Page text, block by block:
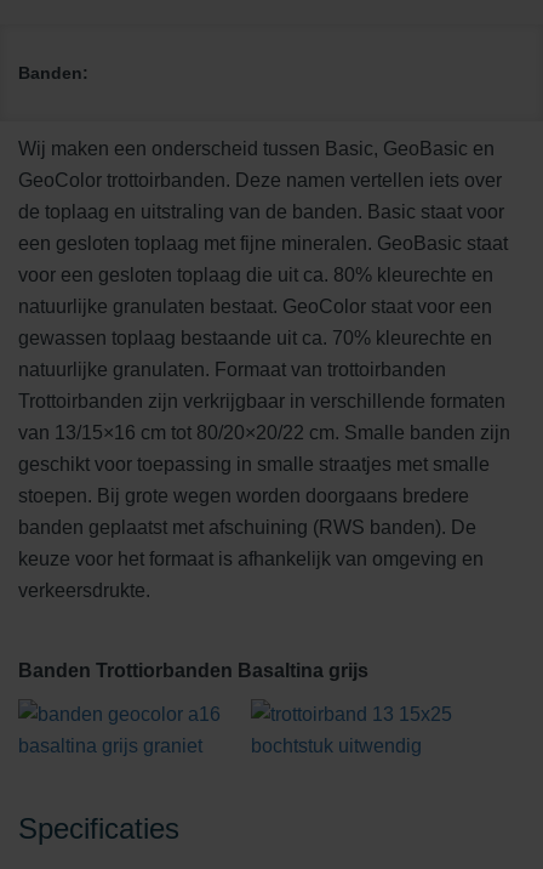
Banden:
Wij maken een onderscheid tussen Basic, GeoBasic en
GeoColor trottoirbanden. Deze namen vertellen iets over
de toplaag en uitstraling van de banden. Basic staat voor
een gesloten toplaag met fijne mineralen. GeoBasic staat
voor een gesloten toplaag die uit ca. 80% kleurechte en
natuurlijke granulaten bestaat. GeoColor staat voor een
gewassen toplaag bestaande uit ca. 70% kleurechte en
natuurlijke granulaten. Formaat van trottoirbanden
Trottoirbanden zijn verkrijgbaar in verschillende formaten
van 13/15×16 cm tot 80/20×20/22 cm. Smalle banden zijn
geschikt voor toepassing in smalle straatjes met smalle
stoepen. Bij grote wegen worden doorgaans bredere
banden geplaatst met afschuining (RWS banden). De
keuze voor het formaat is afhankelijk van omgeving en
verkeersdrukte.
Banden Trottiorbanden Basaltina grijs
Specificaties